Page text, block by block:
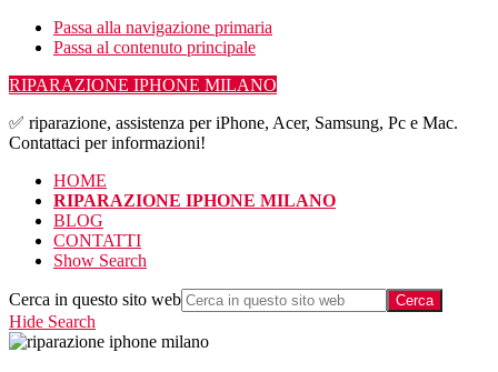
Passa alla navigazione primaria
Passa al contenuto principale
RIPARAZIONE IPHONE MILANO
✅ riparazione, assistenza per iPhone, Acer, Samsung, Pc e Mac.
Contattaci per informazioni!
HOME
RIPARAZIONE IPHONE MILANO
BLOG
CONTATTI
Show Search
Cerca in questo sito web
Hide Search